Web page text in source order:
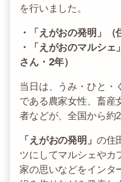
を行いました。
・「えがおの発明」（
・「えがおのマルシ
さん・2年）
当日は、うみ・ひと・
である農家女性、畜産
者などが、全国から約
「えがおの発明」 の住
ツにしてマルシェやカ
家の思いなどをインタ